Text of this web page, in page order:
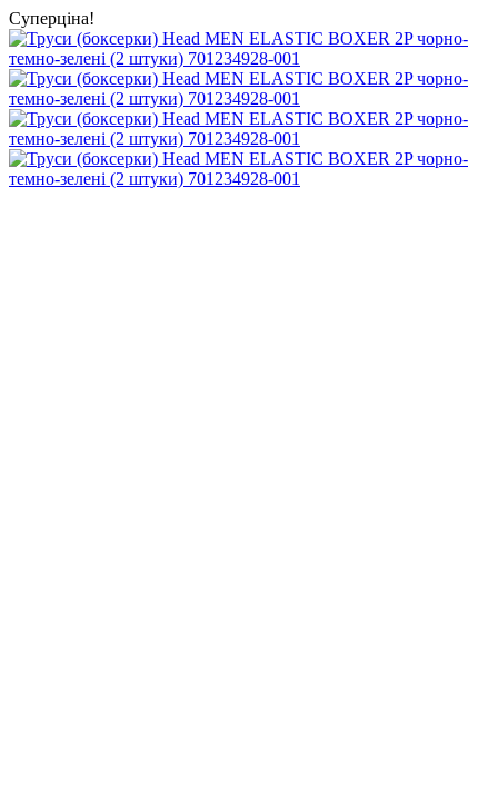
Суперціна!